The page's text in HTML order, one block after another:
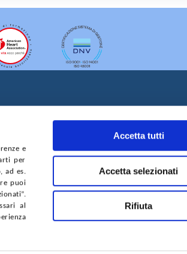
e
per
ad es.
puoi
al
Accetta tutti
Accetta selezionati
Rifiuta
DEL SITO ACCESSIBILITÀCONTATTI